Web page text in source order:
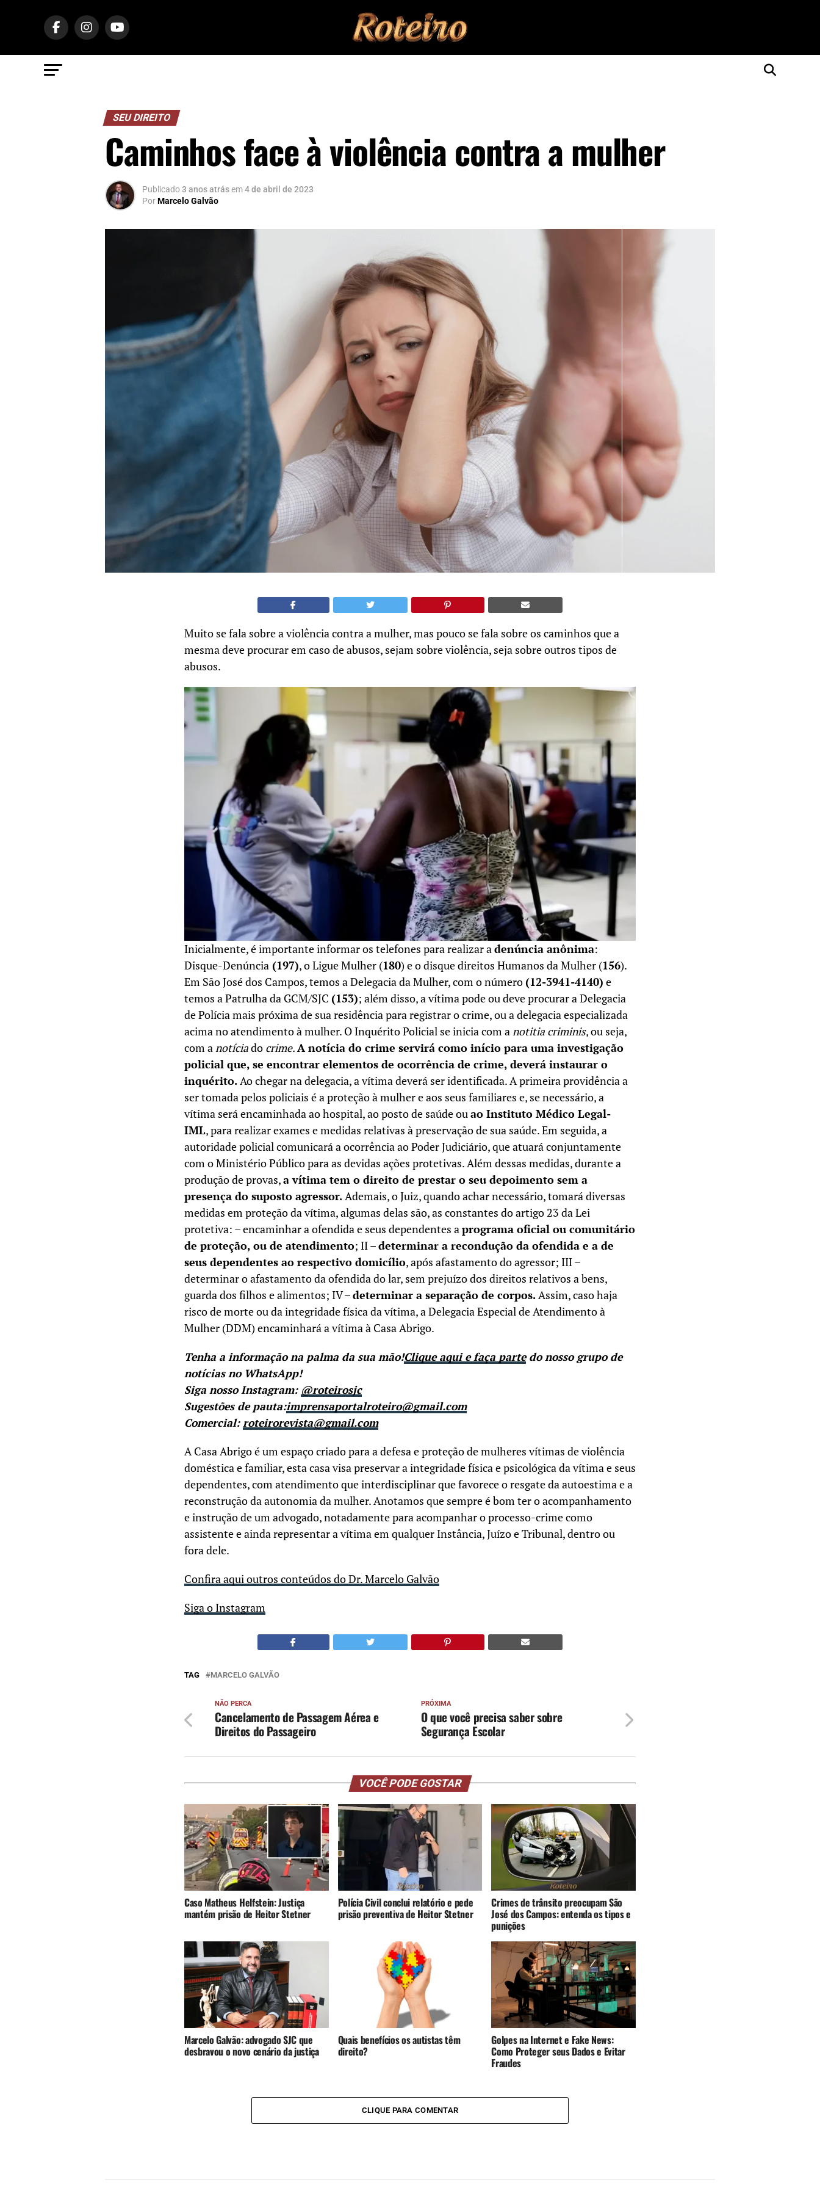
SEU DIREITO
Caminhos face à violência contra a mulher
Publicado3 anos atrásem4 de abril de 2023
PorMarcelo Galvão
Muito se fala sobre a violência contra a mulher, mas pouco se fala sobre os caminhos que a
mesma deve procurar em caso de abusos, sejam sobre violência, seja sobre outros tipos de
abusos.
Inicialmente, é importante informar os telefones para realizar adenúncia anônima:
Disque-Denúncia (197), o Ligue Mulher (180) e o disque direitos Humanos da Mulher (156).
Em São José dos Campos, temos a Delegacia da Mulher, com o número (12-3941-4140) e
temos a Patrulha da GCM/SJC (153); além disso, a vítima pode ou deve procurar a Delegacia
de Polícia mais próxima de sua residência para registrar o crime, ou a delegacia especializada
acima no atendimento à mulher. O Inquérito Policial se inicia com anotitia criminis, ou seja,
com anotíciado crime.A notícia do crime servirá como início para uma investigação
policial que, se encontrar elementos de ocorrência de crime, deverá instaurar o
inquérito.Ao chegar na delegacia, a vítima deverá ser identificada. A primeira providência a
ser tomada pelos policiais é a proteção à mulher e aos seus familiares e, se necessário, a
vítima será encaminhada ao hospital, ao posto de saúde ouao Instituto Médico Legal-
IML, para realizar exames e medidas relativas à preservação de sua saúde. Em seguida, a
autoridade policial comunicará a ocorrência ao Poder Judiciário, que atuará conjuntamente
com o Ministério Público para as devidas ações protetivas. Além dessas medidas, durante a
produção de provas,a vítima tem o direito de prestar o seu depoimento sem a
presença do suposto agressor.Ademais, o Juiz, quando achar necessário, tomará diversas
medidas em proteção da vítima, algumas delas são, as constantes do artigo 23 da Lei
protetiva: – encaminhar a ofendida e seus dependentes aprograma oficial ou comunitário
de proteção, ou de atendimento; II –determinar a recondução da ofendida e a de
seus dependentes ao respectivo domicílio, após afastamento do agressor; III –
determinar o afastamento da ofendida do lar, sem prejuízo dos direitos relativos a bens,
guarda dos filhos e alimentos; IV –determinar a separação de corpos.Assim, caso haja
risco de morte ou da integridade física da vítima, a Delegacia Especial de Atendimento à
Mulher (DDM) encaminhará a vítima à Casa Abrigo.
Tenha a informação na palma da sua mão!Clique aqui e faça partedo nosso grupo de
notícias no WhatsApp!
Siga nosso Instagram: @roteirosjc
Sugestões de pauta:imprensaportalroteiro@gmail.com
Comercial:roteirorevista@gmail.com
A Casa Abrigo é um espaço criado para a defesa e proteção de mulheres vítimas de violência
doméstica e familiar, esta casa visa preservar a integridade física e psicológica da vítima e seus
dependentes, com atendimento que interdisciplinar que favorece o resgate da autoestima e a
reconstrução da autonomia da mulher. Anotamos que sempre é bom ter o acompanhamento
e instrução de um advogado, notadamente para acompanhar o processo-crime como
assistente e ainda representar a vítima em qualquer Instância, Juízo e Tribunal, dentro ou
fora dele.
Confira aqui outros conteúdos do Dr. Marcelo Galvão
Siga o Instagram
TAG MARCELO GALVÃO
PRÓXIMA
O que você precisa saber sobre
Segurança Escolar
NÃO PERCA
Cancelamento de Passagem Aérea e
Direitos do Passageiro
VOCÊ PODE GOSTAR
Caso Matheus Helfstein: Justiça
mantém prisão de Heitor Stetner
Polícia Civil conclui relatório e pede
prisão preventiva de Heitor Stetner
Crimes de trânsito preocupam São
José dos Campos: entenda os tipos e
punições
Marcelo Galvão: advogado SJC que
desbravou o novo cenário da justiça
Quais benefícios os autistas têm
direito?
Golpes na Internet e Fake News:
Como Proteger seus Dados e Evitar
Fraudes
CLIQUE PARA COMENTAR